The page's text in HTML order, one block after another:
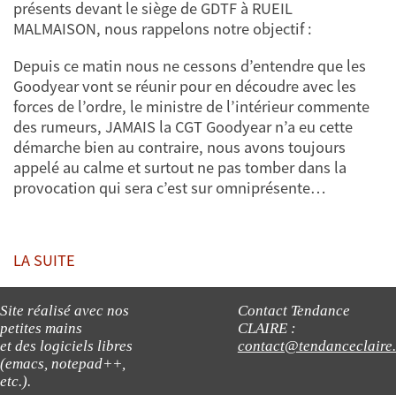
présents devant le siège de GDTF à RUEIL
MALMAISON, nous rappelons notre objectif :
Depuis ce matin nous ne cessons d’entendre que les
Goodyear vont se réunir pour en découdre avec les
forces de l’ordre, le ministre de l’intérieur commente
des rumeurs, JAMAIS la CGT Goodyear n’a eu cette
démarche bien au contraire, nous avons toujours
appelé au calme et surtout ne pas tomber dans la
provocation qui sera c’est sur omniprésente…
LA SUITE
Site réalisé avec nos
petites mains
et des logiciels libres
(emacs, notepad++,
etc.).
Contact Tendance
CLAIRE :